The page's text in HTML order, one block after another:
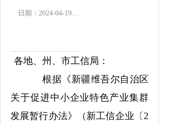
各地、州、市工信局：
根据《新疆维吾尔自治区
关于促进中小企业特色产业集群
发展暂行办法》（新工信企业 〔2